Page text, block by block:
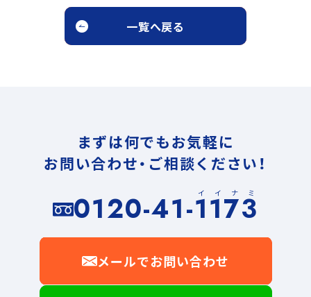
一覧へ戻る
まずは何でもお気軽に
お問い合わせ・ご相談ください！
イイナミ
0120-41-1173
メールでお問い合わせ